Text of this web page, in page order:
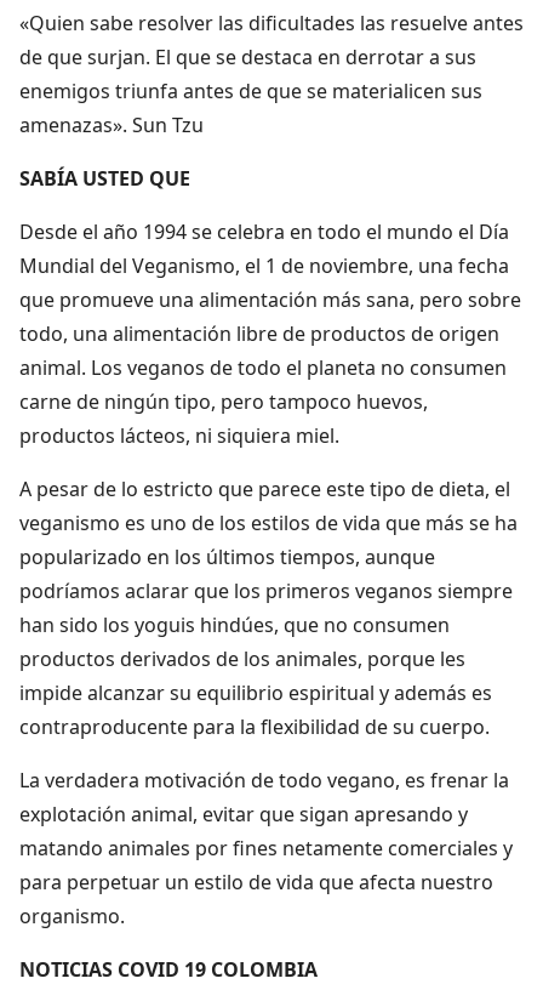
«Quien sabe resolver las dificultades las resuelve antes
de que surjan. El que se destaca en derrotar a sus
enemigos triunfa antes de que se materialicen sus
amenazas». Sun Tzu
SABÍA USTED QUE
Desde el año 1994 se celebra en todo el mundo el Día
Mundial del Veganismo, el 1 de noviembre, una fecha
que promueve una alimentación más sana, pero sobre
todo, una alimentación libre de productos de origen
animal. Los veganos de todo el planeta no consumen
carne de ningún tipo, pero tampoco huevos,
productos lácteos, ni siquiera miel.
A pesar de lo estricto que parece este tipo de dieta, el
veganismo es uno de los estilos de vida que más se ha
popularizado en los últimos tiempos, aunque
podríamos aclarar que los primeros veganos siempre
han sido los yoguis hindúes, que no consumen
productos derivados de los animales, porque les
impide alcanzar su equilibrio espiritual y además es
contraproducente para la flexibilidad de su cuerpo.
La verdadera motivación de todo vegano, es frenar la
explotación animal, evitar que sigan apresando y
matando animales por fines netamente comerciales y
para perpetuar un estilo de vida que afecta nuestro
organismo.
NOTICIAS COVID 19 COLOMBIA